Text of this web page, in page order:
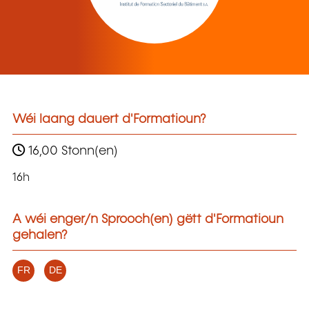
Wéi laang dauert d'Formatioun?
16,00 Stonn(en)
16h
A wéi enger/n Sprooch(en) gëtt d'Formatioun
gehalen?
FR DE